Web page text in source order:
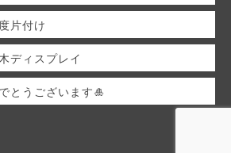
片付け
ディスプレイ
とうございます🎍